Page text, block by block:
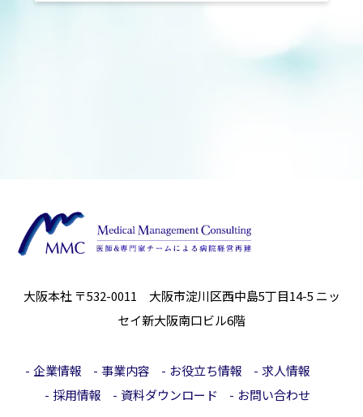
大阪本社 〒532-0011 大阪市淀川区西中島5丁目14-5 ニッ
セイ新大阪南口ビル6階
企業情報 事業内容 お役立ち情報
求人情報
採用情報
資料ダウンロード お問い合わせ